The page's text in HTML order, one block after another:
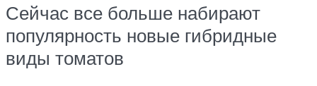
Сейчас все больше набирают
популярность новые гибридные
виды томатов